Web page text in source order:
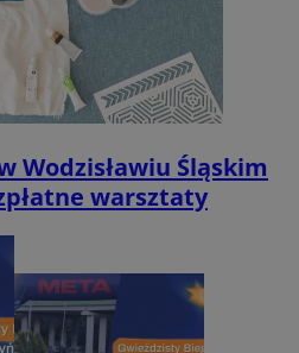
Wodzisławiu Śląskim
warsztaty